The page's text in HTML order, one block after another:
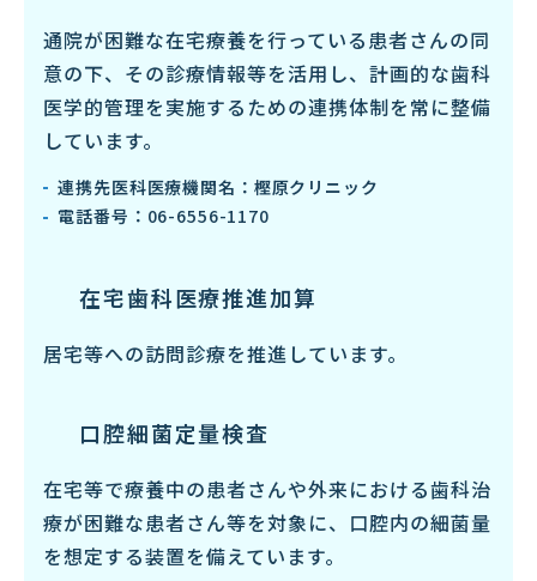
通院が困難な在宅療養を行っている患者さんの同
意の下、その診療情報等を活用し、計画的な歯科
医学的管理を実施するための連携体制を常に整備
しています。
連携先医科医療機関名：樫原クリニック
電話番号： 06-6556-1170
在宅歯科医療推進加算
居宅等への訪問診療を推進しています。
口腔細菌定量検査
在宅等で療養中の患者さんや外来における歯科治
療が困難な患者さん等を対象に、口腔内の細菌量
を想定する装置を備えています。